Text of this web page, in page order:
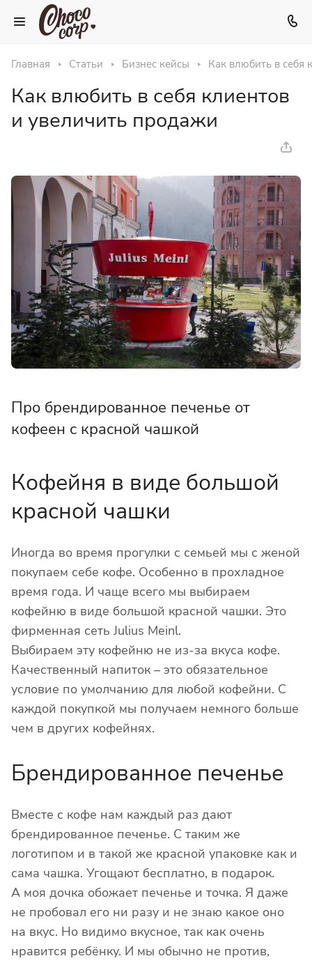
Главная Статьи Бизнес кейсы Как влюбить в себя
Как влюбить в себя клиентов
и увеличить продажи
Про брендированное печенье от
кофеен с красной чашкой
Кофейня в виде большой
красной чашки
Иногда во время прогулки с семьей мы с женой
покупаем себе кофе. Особенно в прохладное
время года. И чаще всего мы выбираем
кофейню в виде большой красной чашки. Это
фирменная сеть Julius Meinl.
Выбираем эту кофейню не из-за вкуса кофе.
Качественный напиток – это обязательное
условие по умолчанию для любой кофейни. С
каждой покупкой мы получаем немного больше
чем в других кофейнях.
Брендированное печенье
Вместе с кофе нам каждый раз дают
брендированное печенье. С таким же
логотипом и в такой же красной упаковке как и
сама чашка. Угощают бесплатно, в подарок.
А моя дочка обожает печенье и точка. Я даже
не пробовал его ни разу и не знаю какое оно
на вкус. Но видимо вкусное, так как очень
нравится ребёнку. И мы обычно не против,